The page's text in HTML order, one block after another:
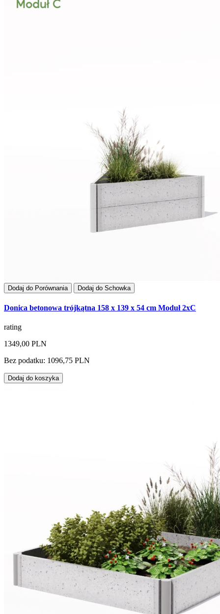
Dodaj do Porównania Dodaj do Schowka
Donica betonowa trójkątna 158 x 139 x 54 cm Moduł 2xC
rating
1349,00 PLN
Bez podatku: 1096,75 PLN
Dodaj do koszyka